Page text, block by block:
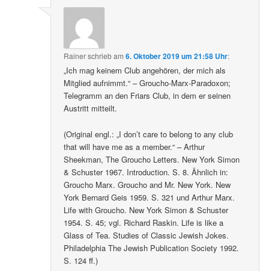
Rainerschriebam6. Oktober 2019 um 21:58 Uhr:
„Ich mag keinem Club angehören, der mich als
Mitglied aufnimmt.“ – Groucho-Marx-Paradoxon;
Telegramm an den Friars Club, in dem er seinen
Austritt mitteilt.
(Original engl.: „I don’t care to belong to any club
that will have me as a member.“ – Arthur
Sheekman, The Groucho Letters. New York Simon
& Schuster 1967. Introduction. S. 8. Ähnlich in:
Groucho Marx. Groucho and Mr. New York. New
York Bernard Geis 1959. S. 321 und Arthur Marx.
Life with Groucho. New York Simon & Schuster
1954. S. 45; vgl. Richard Raskin. Life is like a
Glass of Tea. Studies of Classic Jewish Jokes.
Philadelphia The Jewish Publication Society 1992.
S. 124 ff.)